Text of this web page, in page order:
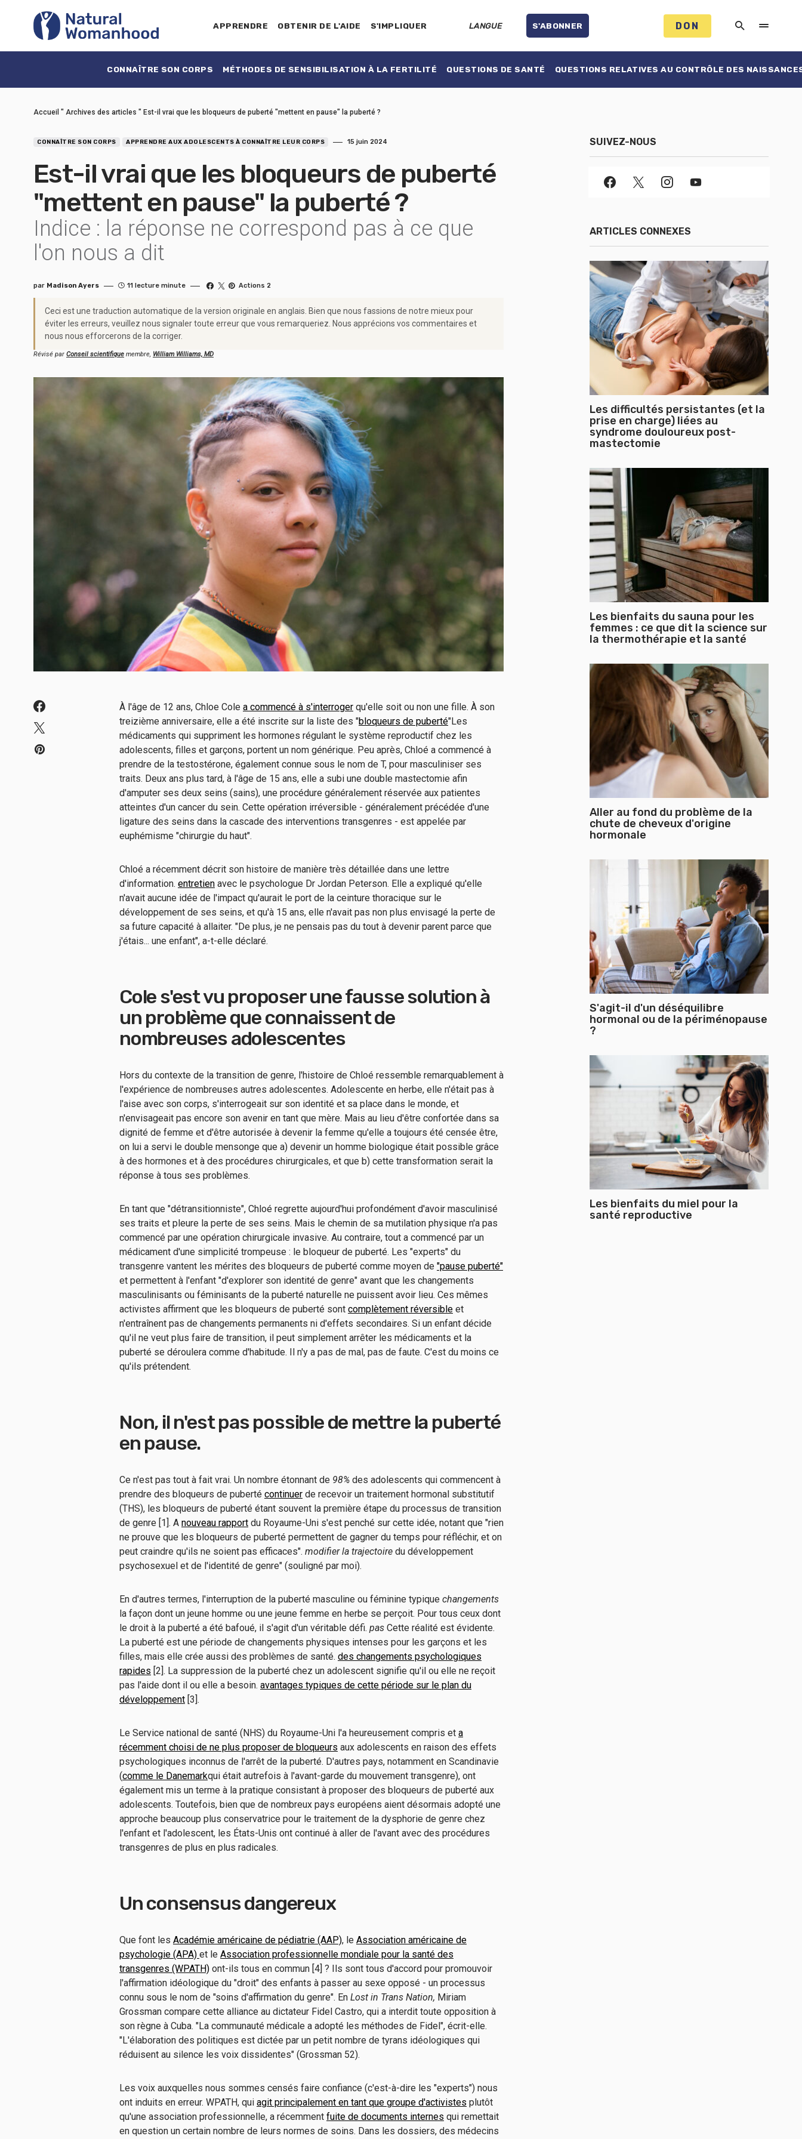
APPRENDRE OBTENIR DE L'AIDE S'IMPLIQUER LANGUE S'ABONNER DON
CONNAÎTRE SON CORPS MÉTHODES DE SENSIBILISATION À LA FERTILITÉ QUESTIONS DE SANTÉ QUESTIONS RELATIVES AU CONTRÔLE DES
Accueil " Archives des articles " Est-il vrai que les bloqueurs de puberté "mettent en pause" la puberté ?
CONNAÎTRE SON CORPS APPRENDRE AUX ADOLESCENTS À CONNAÎTRE LEUR CORPS 15 juin 2024
Est-il vrai que les bloqueurs de puberté
"mettent en pause" la puberté ?
Indice : la réponse ne correspond pas à ce que
l'on nous a dit
par Madison Ayers 11 lecture minute Actions 2
Ceci est une traduction automatique de la version originale en anglais. Bien que nous fassions de notre mieux pour
éviter les erreurs, veuillez nous signaler toute erreur que vous remarqueriez. Nous apprécions vos commentaires et
nous nous efforcerons de la corriger.
Révisé par Conseil scientifique membre, William Williams, MD
À l'âge de 12 ans, Chloe Cole a commencé à s'interroger qu'elle soit ou non une fille. À son
treizième anniversaire, elle a été inscrite sur la liste des "bloqueurs de puberté"Les
médicaments qui suppriment les hormones régulant le système reproductif chez les
adolescents, filles et garçons, portent un nom générique. Peu après, Chloé a commencé à
prendre de la testostérone, également connue sous le nom de T, pour masculiniser ses
traits. Deux ans plus tard, à l'âge de 15 ans, elle a subi une double mastectomie afin
d'amputer ses deux seins (sains), une procédure généralement réservée aux patientes
atteintes d'un cancer du sein. Cette opération irréversible - généralement précédée d'une
ligature des seins dans la cascade des interventions transgenres - est appelée par
euphémisme "chirurgie du haut".
Chloé a récemment décrit son histoire de manière très détaillée dans une lettre
d'information. entretien avec le psychologue Dr Jordan Peterson. Elle a expliqué qu'elle
n'avait aucune idée de l'impact qu'aurait le port de la ceinture thoracique sur le
développement de ses seins, et qu'à 15 ans, elle n'avait pas non plus envisagé la perte de
sa future capacité à allaiter. "De plus, je ne pensais pas du tout à devenir parent parce que
j'étais... une enfant", a-t-elle déclaré.
Cole s'est vu proposer une fausse solution à
un problème que connaissent de
nombreuses adolescentes
Hors du contexte de la transition de genre, l'histoire de Chloé ressemble remarquablement à
l'expérience de nombreuses autres adolescentes. Adolescente en herbe, elle n'était pas à
l'aise avec son corps, s'interrogeait sur son identité et sa place dans le monde, et
n'envisageait pas encore son avenir en tant que mère. Mais au lieu d'être confortée dans sa
dignité de femme et d'être autorisée à devenir la femme qu'elle a toujours été censée être,
on lui a servi le double mensonge que a) devenir un homme biologique était possible grâce
à des hormones et à des procédures chirurgicales, et que b) cette transformation serait la
réponse à tous ses problèmes.
En tant que "détransitionniste", Chloé regrette aujourd'hui profondément d'avoir masculinisé
ses traits et pleure la perte de ses seins. Mais le chemin de sa mutilation physique n'a pas
commencé par une opération chirurgicale invasive. Au contraire, tout a commencé par un
médicament d'une simplicité trompeuse : le bloqueur de puberté. Les "experts" du
transgenre vantent les mérites des bloqueurs de puberté comme moyen de "pause puberté"
et permettent à l'enfant "d'explorer son identité de genre" avant que les changements
masculinisants ou féminisants de la puberté naturelle ne puissent avoir lieu. Ces mêmes
activistes affirment que les bloqueurs de puberté sont complètement réversible et
n'entraînent pas de changements permanents ni d'effets secondaires. Si un enfant décide
qu'il ne veut plus faire de transition, il peut simplement arrêter les médicaments et la
puberté se déroulera comme d'habitude. Il n'y a pas de mal, pas de faute. C'est du moins ce
qu'ils prétendent.
Non, il n'est pas possible de mettre la puberté
en pause.
Ce n'est pas tout à fait vrai. Un nombre étonnant de 98% des adolescents qui commencent à
prendre des bloqueurs de puberté continuer de recevoir un traitement hormonal substitutif
(THS), les bloqueurs de puberté étant souvent la première étape du processus de transition
de genre [1]. A nouveau rapport du Royaume-Uni s'est penché sur cette idée, notant que "rien
ne prouve que les bloqueurs de puberté permettent de gagner du temps pour réfléchir, et on
peut craindre qu'ils ne soient pas efficaces". modifier la trajectoire du développement
psychosexuel et de l'identité de genre" (souligné par moi).
En d'autres termes, l'interruption de la puberté masculine ou féminine typique changements
la façon dont un jeune homme ou une jeune femme en herbe se perçoit. Pour tous ceux dont
le droit à la puberté a été bafoué, il s'agit d'un véritable défi. pas Cette réalité est évidente.
La puberté est une période de changements physiques intenses pour les garçons et les
filles, mais elle crée aussi des problèmes de santé. des changements psychologiques
rapides [2]. La suppression de la puberté chez un adolescent signifie qu'il ou elle ne reçoit
pas l'aide dont il ou elle a besoin. avantages typiques de cette période sur le plan du
développement [3].
Le Service national de santé (NHS) du Royaume-Uni l'a heureusement compris et a
récemment choisi de ne plus proposer de bloqueurs aux adolescents en raison des effets
psychologiques inconnus de l'arrêt de la puberté. D'autres pays, notamment en Scandinavie
(comme le Danemarkqui était autrefois à l'avant-garde du mouvement transgenre), ont
également mis un terme à la pratique consistant à proposer des bloqueurs de puberté aux
adolescents. Toutefois, bien que de nombreux pays européens aient désormais adopté une
approche beaucoup plus conservatrice pour le traitement de la dysphorie de genre chez
l'enfant et l'adolescent, les États-Unis ont continué à aller de l'avant avec des procédures
transgenres de plus en plus radicales.
Un consensus dangereux
Que font les Académie américaine de pédiatrie (AAP), le Association américaine de
psychologie (APA) et le Association professionnelle mondiale pour la santé des
transgenres (WPATH) ont-ils tous en commun [4] ? Ils sont tous d'accord pour promouvoir
l'affirmation idéologique du "droit" des enfants à passer au sexe opposé - un processus
connu sous le nom de "soins d'affirmation du genre". En Lost in Trans Nation, Miriam
Grossman compare cette alliance au dictateur Fidel Castro, qui a interdit toute opposition à
son règne à Cuba. "La communauté médicale a adopté les méthodes de Fidel", écrit-elle.
"L'élaboration des politiques est dictée par un petit nombre de tyrans idéologiques qui
réduisent au silence les voix dissidentes" (Grossman 52).
Les voix auxquelles nous sommes censés faire confiance (c'est-à-dire les "experts") nous
ont induits en erreur. WPATH, qui agit principalement en tant que groupe d'activistes plutôt
qu'une association professionnelle, a récemment fuite de documents internes qui remettait
en question un certain nombre de leurs normes de soins. Dans les dossiers, des médecins
SUIVEZ-NOUS
ARTICLES CONNEXES
Les difficultés persistantes (et la
prise en charge) liées au
syndrome douloureux post-
mastectomie
Les bienfaits du sauna pour les
femmes : ce que dit la science sur
la thermothérapie et la santé
Aller au fond du problème de la
chute de cheveux d'origine
hormonale
S'agit-il d'un déséquilibre
hormonal ou de la périménopause
?
Les bienfaits du miel pour la
santé reproductive